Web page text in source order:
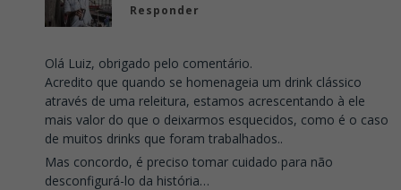
Responder
Olá Luiz, obrigado pelo comentário.
Acredito que quando se homenageia um drink clássico
através de uma releitura, estamos acrescentando à ele
mais valor do que o deixarmos esquecidos, como é o caso
de muitos drinks que foram trabalhados..
Mas concordo, é preciso tomar cuidado para não
desconfigurá-lo da história…